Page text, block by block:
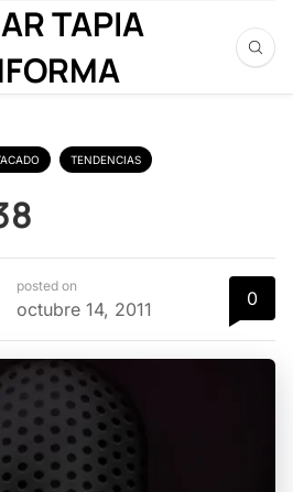
TAPIA
TENDENCIAS
posted on
octubre 14, 2011 0